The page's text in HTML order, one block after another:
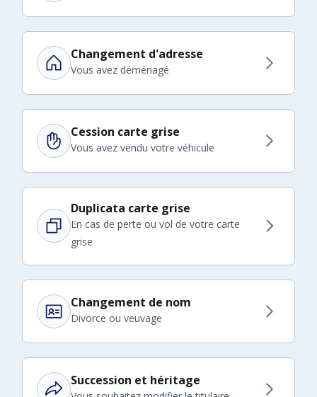
Changement d'adresse
Vous avez déménagé
Cession carte grise
Vous avez vendu votre véhicule
Duplicata carte grise
En cas de perte ou vol de votre carte
grise
Changement de nom
Divorce ou veuvage
Succession et héritage